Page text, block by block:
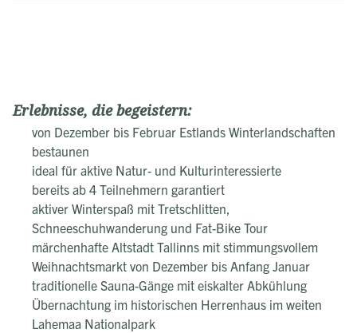
Erlebnisse, die begeistern:
von Dezember bis Februar Estlands Winterlandschaften
bestaunen
ideal für aktive Natur- und Kulturinteressierte
bereits ab 4 Teilnehmern garantiert
aktiver Winterspaß mit Tretschlitten,
Schneeschuhwanderung und Fat-Bike Tour
märchenhafte Altstadt Tallinns mit stimmungsvollem
Weihnachtsmarkt von Dezember bis Anfang Januar
traditionelle Sauna-Gänge mit eiskalter Abkühlung
Übernachtung im historischen Herrenhaus im weiten
Lahemaa Nationalpark